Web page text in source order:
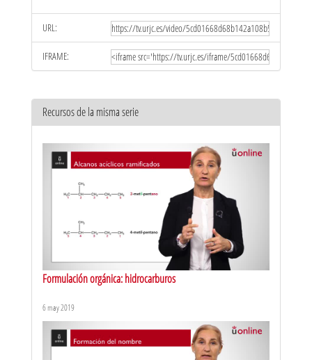
URL:
IFRAME:
Recursos de la misma serie
Formulación orgánica: hidrocarburos
6 may 2019